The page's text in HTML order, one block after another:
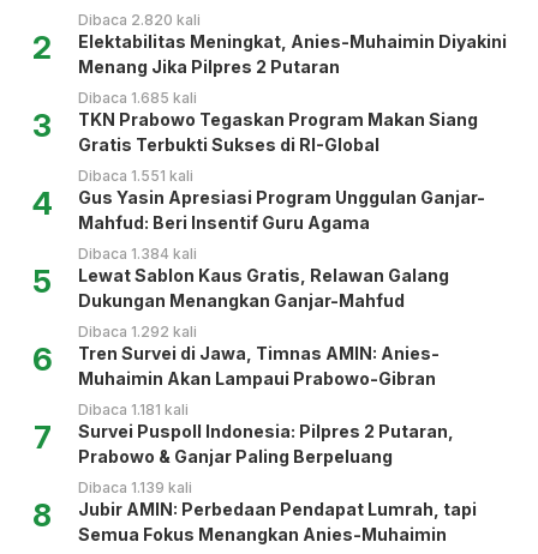
Dibaca 2.820 kali
2
Elektabilitas Meningkat, Anies-Muhaimin Diyakini
Menang Jika Pilpres 2 Putaran
Dibaca 1.685 kali
3
TKN Prabowo Tegaskan Program Makan Siang
Gratis Terbukti Sukses di RI-Global
Dibaca 1.551 kali
4
Gus Yasin Apresiasi Program Unggulan Ganjar-
Mahfud: Beri Insentif Guru Agama
Dibaca 1.384 kali
5
Lewat Sablon Kaus Gratis, Relawan Galang
Dukungan Menangkan Ganjar-Mahfud
Dibaca 1.292 kali
6
Tren Survei di Jawa, Timnas AMIN: Anies-
Muhaimin Akan Lampaui Prabowo-Gibran
Dibaca 1.181 kali
7
Survei Puspoll Indonesia: Pilpres 2 Putaran,
Prabowo & Ganjar Paling Berpeluang
Dibaca 1.139 kali
8
Jubir AMIN: Perbedaan Pendapat Lumrah, tapi
Semua Fokus Menangkan Anies-Muhaimin